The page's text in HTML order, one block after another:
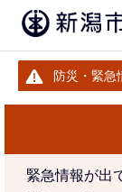
防災・緊急
緊急情報が出